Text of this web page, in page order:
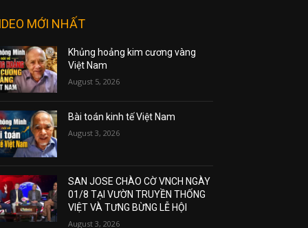
MỚI NHẤT
Khủng hoảng kim cương vàng
Việt Nam
August 5, 2026
Bài toán kinh tế Việt Nam
August 3, 2026
SAN JOSE CHÀO CỜ VNCH NGÀY
01/8 TẠI VƯỜN TRUYỀN THỐNG
VIỆT VÀ TƯNG BỪNG LỄ HỘI
August 3, 2026